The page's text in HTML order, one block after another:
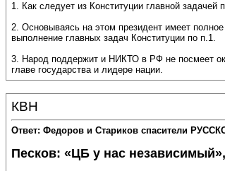
1. Как следует из Конституции главной задачей
2. Основываясь на этом президент имеет
выполнение главных задач Конституции по п.1.
3. Народ поддержит и НИКТО в РФ не посмеет
главе государства и лидере нации.
КВН
Ответ: Федоров и Стариков спасители
Песков: «ЦБ у нас